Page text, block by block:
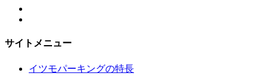
サイトメニュー
イツモパーキングの特長